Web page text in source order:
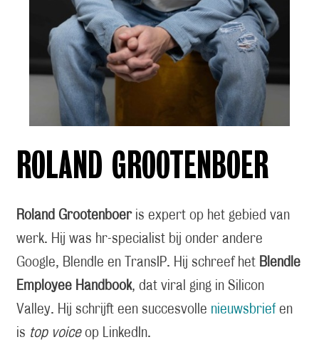
ROLAND GROOTENBOER
Roland Grootenboer is expert op het gebied van
werk. Hij was hr-specialist bij onder andere
Google, Blendle en TransIP. Hij schreef het Blendle
Employee Handbook, dat viral ging in Silicon
Valley. Hij schrijft een succesvolle nieuwsbrief en
is top voice op LinkedIn.